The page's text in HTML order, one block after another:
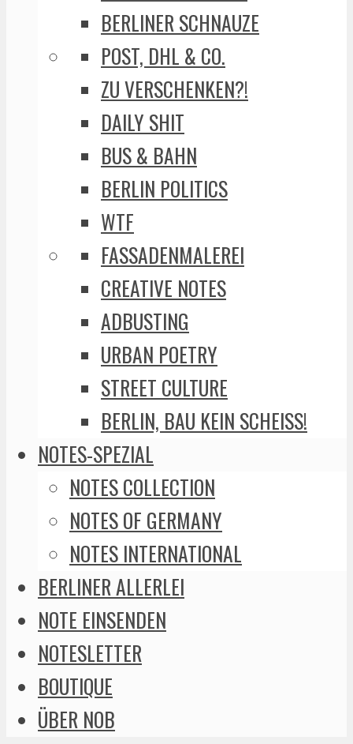
BERLINER SCHNAUZE
POST, DHL & CO.
ZU VERSCHENKEN?!
DAILY SHIT
BUS & BAHN
BERLIN POLITICS
WTF
FASSADENMALEREI
CREATIVE NOTES
ADBUSTING
URBAN POETRY
STREET CULTURE
BERLIN, BAU KEIN SCHEISS!
NOTES-SPEZIAL
NOTES COLLECTION
NOTES OF GERMANY
NOTES INTERNATIONAL
BERLINER ALLERLEI
NOTE EINSENDEN
NOTESLETTER
BOUTIQUE
ÜBER NOB